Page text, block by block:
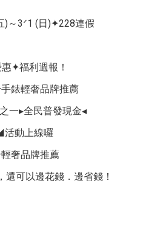
)～3ᐟ1 (日)✦228連假
✦福利週報！
錶輕奢品牌推薦
一▸全民普發現金◂
活動上線囉
奢品牌推薦
還可以邊花錢．邊省錢！